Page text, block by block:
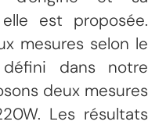
est proposée.
mesures selon le
dans notre
deux mesures
Les résultats